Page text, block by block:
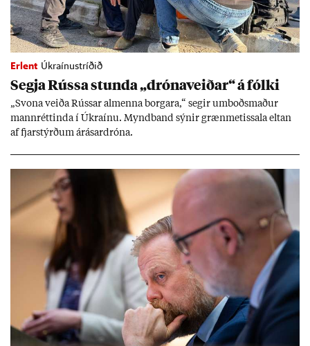
Erlent Úkraínustríðið
Segja Rússa stunda „dróna­veið­ar“ á fólki
„Svona veiða Rúss­ar al­menna borg­ara,“ seg­ir um­boðs­mað­ur
mann­rétt­inda í Úkraínu. Mynd­band sýn­ir græn­met­issala elt­an
af fjar­stýrð­um árás­ar­dróna.